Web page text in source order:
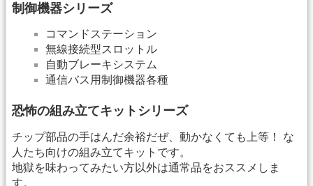
制御機器シリーズ
コマンドステーション
無線接続型スロットル
自動ブレーキシステム
通信バス用制御機器各種
恐怖の組み立てキットシリーズ
チップ部品の手はんだ余裕だぜ、動かなくても上等！ な
人たち向けの組み立てキットです。
地獄を味わってみたい方以外は通常品をおススメしま
す。